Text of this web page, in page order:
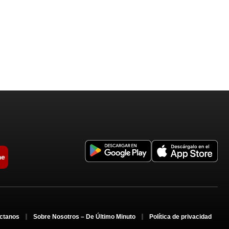
Sobre Nosotros – De Último Minuto Política de privacidad